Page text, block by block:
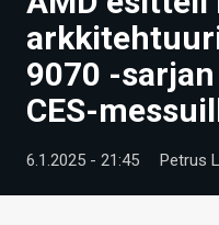
UUTISET
ARTIKKELIT
VIDEOT
TECHBBS
9070 -
CES-
6.1.2025 - 21:45 Petrus